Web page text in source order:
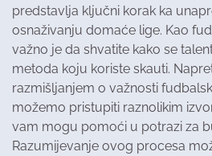
predstavlja ključni korak ka
osnaživanju domaće lige. Kao
važno je da shvatite kako se
metoda koju koriste skauti.
razmišljanjem o važnosti
možemo pristupiti raznolikim
vam mogu pomoći u potrazi za
Razumijevanje ovog procesa